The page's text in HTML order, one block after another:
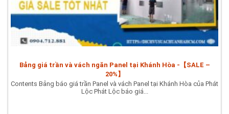
Bảng giá trần và vách ngăn Panel tại Khánh Hòa -【SALE –
20%】
Contents Bảng báo giá trần Panel và vách Panel tại Khánh Hòa của Phát
Lộc Phát Lộc báo giá...